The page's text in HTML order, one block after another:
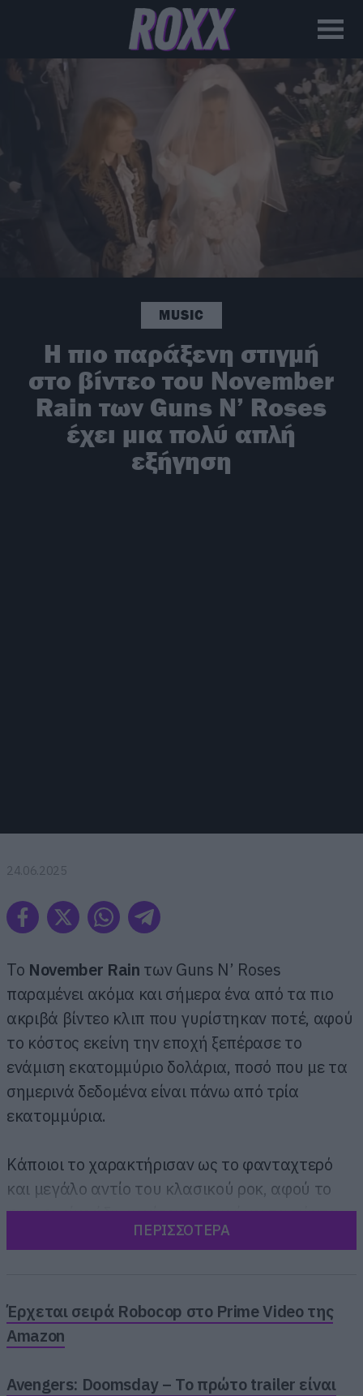
MUSIC
Η πιο παράξενη στιγμή
στο βίντεο του November
Rain των Guns N’ Roses
έχει μια πολύ απλή
εξήγηση
24.06.2025
Το November Rain των Guns N’ Roses
παραμένει ακόμα και σήμερα ένα από τα πιο
ακριβά βίντεο κλιπ που γυρίστηκαν ποτέ, αφού
το κόστος εκείνη την εποχή ξεπέρασε το
ενάμιση εκατομμύριο δολάρια, ποσό που με τα
σημερινά δεδομένα είναι πάνω από τρία
εκατομμύρια.
Κάποιοι το χαρακτήρισαν ως το φανταχτερό
και μεγάλο αντίο του κλασικού ροκ, αφού το
grunge είχε ήδη αρχίσει να σαρώνει τα πάντα
στο πέρασμα του, με την κυκλοφορία του
επιστέγασμα του μεγαλείου που είχε στο
μυαλό του ο Axl Rose όταν έφτιαχνε μαζί με
που είχαν κυκλοφορήσει το 1991.
ΠΕΡΙΣΣΟΤΕΡΑ
Έρχεται σειρά Robocop στο Prime Video της
Amazon
Avengers: Doomsday – Το πρώτο trailer είναι